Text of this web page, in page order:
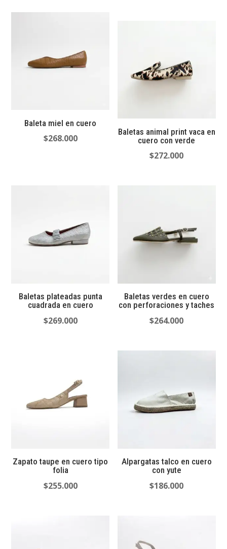
Baleta miel en cuero
$268.000
Baletas animal print vaca en
cuero con verde
$272.000
Baletas plateadas punta
cuadrada en cuero
$269.000
Baletas verdes en cuero
con perforaciones y taches
$264.000
Zapato taupe en cuero tipo
folia
$255.000
Alpargatas talco en cuero
con yute
$186.000